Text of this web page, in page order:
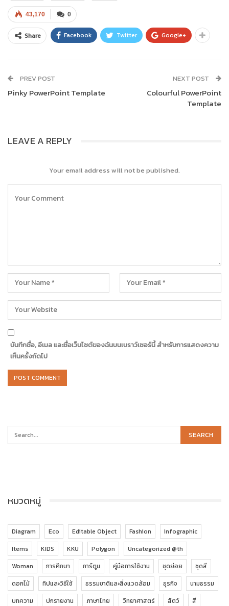
0
43,170
Share Facebook Twitter Google+
PREV POST
Pinky PowerPoint Template
NEXT POST
Colourful PowerPoint
Template
LEAVE A REPLY
Your email address will not be published.
บันทึกชื่อ, อีเมล และชื่อเว็บไซต์ของฉันบนเบราว์เซอร์นี้ สำหรับการแสดงความ
เห็นครั้งถัดไป
หมวดหมู่
Diagram Eco Editable Object Fashion
Infographic
Items
KIDS KKU Polygon
Uncategorized @th
Woman
การศึกษา การ์ตูน คู่มือการใช้งาน ชุดย่อย
ชุดสี
ดอกไม้
ทิปและวิธีใช้ ธรรมชาติและสิ่งแวดล้อม ธุรกิจ
นามธรรม
บทความ
ปกรายงาน ภาษาไทย วิทยาศาสตร์ สัตว์ สี